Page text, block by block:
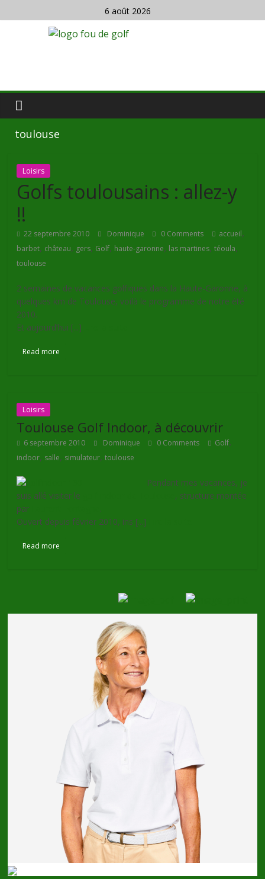
6 août 2026
toulouse
Loisirs
Golfs toulousains : allez-y
!!
22 septembre 2010 Dominique 0 Comments accueil,
barbet, château, gers, Golf, haute-garonne, las martines,téoula,
toulouse
2 semaines de vacances golfiques dans la Haute-Garonne, à
quelques km de Toulouse, voilà le programme de notre été
2010.
Et aujourd’hui [...]
Read more
Loisirs
Toulouse Golf Indoor, à découvrir
6 septembre 2010 Dominique 0 Comments Golf,
indoor, salle, simulateur,toulouse
Pendant mes vacances, je
suis allé visiter le
, structure montée
par
.
Ouvert depuis février 2010, ins [...]
Read more